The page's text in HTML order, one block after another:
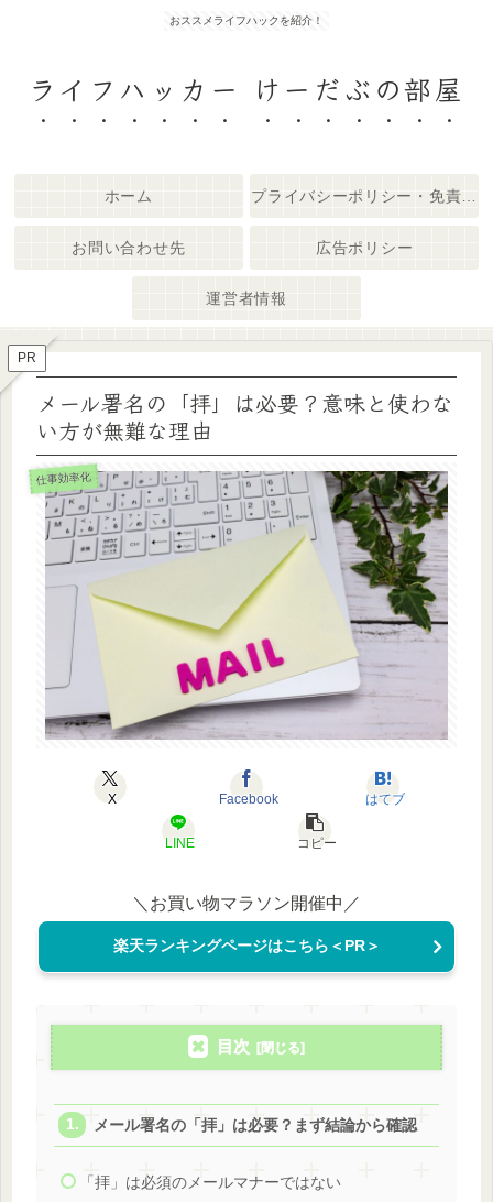
おススメライフハックを紹介！
ライフハッカー けーだぶの部屋
ホーム
お問い合わせ先 広告ポリシー
運営者情報
PR
メール署名の「拝」は必要？意味と使わな
い方が無難な理由
仕事効率化
X Facebook はてブ
LINE コピー
＼お買い物マラソン開催中／
楽天ランキングページはこちら＜PR＞
目次
メール署名の「拝」は必要？まず結論から確認
「拝」は必須のメールマナーではない